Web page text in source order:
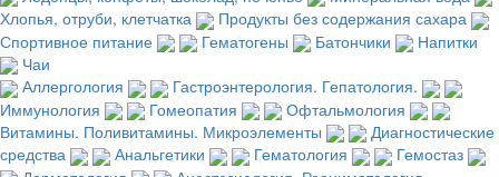
Хлопья, отруби, клетчатка
Продукты без содержания сахара
Спортивное питание
Гематогены Батончики
Напитки
Чаи
Аллергология
Гастроэнтерология. Гепатология.
Иммунология
Гомеопатия
Офтальмология
Витамины. Поливитамины. Микроэлементы
Диагностические
средства
Анальгетики Гематология
Гемостаз